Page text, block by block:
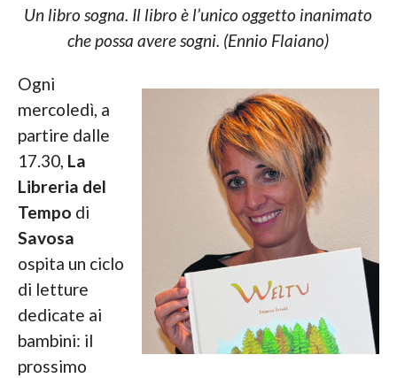
Un libro sogna. Il libro è l’unico oggetto inanimato
che possa avere sogni. (Ennio Flaiano)
Ogni
mercoledì, a
partire dalle
17.30, La
Libreria del
Tempo di
Savosa
ospita un ciclo
di letture
dedicate ai
bambini: il
prossimo